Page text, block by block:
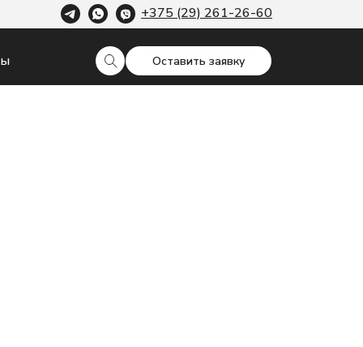
Оставить заявку
+375 (29) 261-26-60